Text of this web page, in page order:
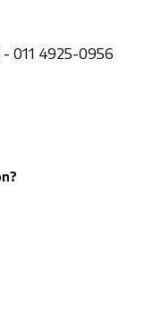
- 011 4925-0956